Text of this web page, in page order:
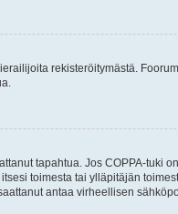
rekisteröitymästä.
tapahtua. Jos COPPA-tuki
toimesta tai ylläpitäjän
antaa virheellisen